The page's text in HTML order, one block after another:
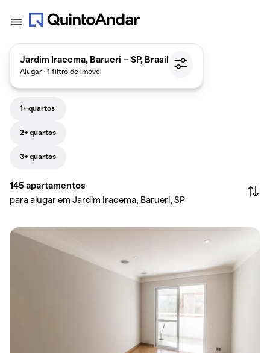
Jardim Iracema, Barueri - SP, Brasil
Alugar · 1 filtro de imóvel
1+ quartos
2+ quartos
3+ quartos
145 apartamentos
para alugar em Jardim Iracema, Barueri, SP